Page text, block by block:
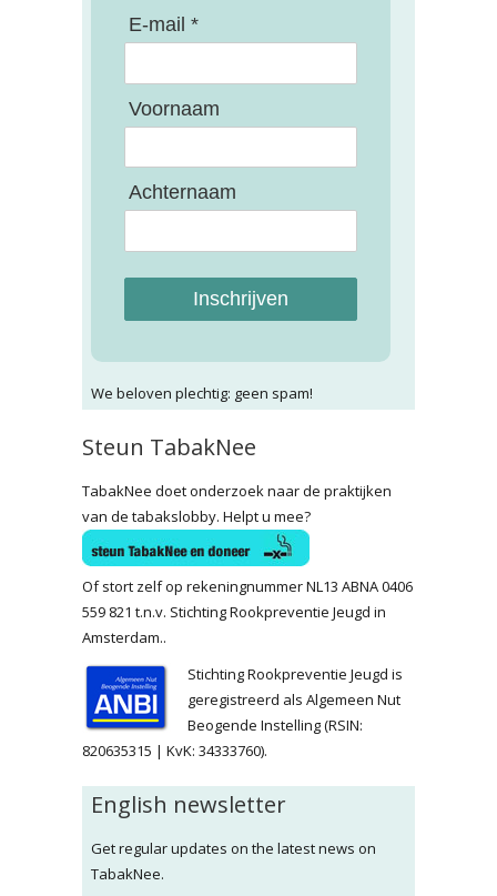
E-mail *
Voornaam
Achternaam
Inschrijven
We beloven plechtig: geen spam!
Steun TabakNee
TabakNee doet onderzoek naar de praktijken
van de tabakslobby. Helpt u mee?
Of stort zelf op rekeningnummer NL13 ABNA 0406
559 821 t.n.v. Stichting Rookpreventie Jeugd in
Amsterdam..
Stichting Rookpreventie Jeugd is
geregistreerd als Algemeen Nut
Beogende Instelling (RSIN:
820635315 | KvK: 34333760).
English newsletter
Get regular updates on the latest news on
TabakNee.